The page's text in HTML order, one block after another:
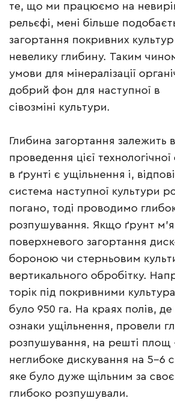
те, що ми працюємо на
рельєфі, мені більше
загортання покривних
невелику глибину. Таким
умови для мінералізації
добрий фон для наступної в
сівозміні культури.
Глибина загортання залежить
проведення цієї
в ґрунті є ущільнення і,
система наступної культури
погано, тоді проводимо
розпушування. Якщо ґрунт
поверхневого загортання
бороною чи стерньовим
вертикального обробітку.
торік під покривними
було 950 га. На краях полів, де
ознаки ущільнення, провели
розпушування, на решті
неглибоке дискування на 5–6
яке було дуже щільним за
глибоко розпушували.